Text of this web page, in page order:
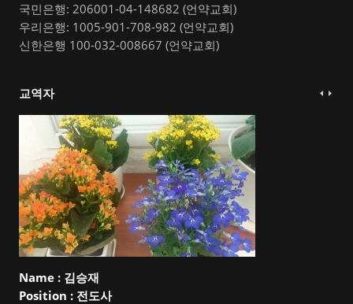
국민은행: 206001-04-148682 (언약교회)
우리은행: 1005-901-708-982 (언약교회)
신한은행 100-032-008667 (언약교회)
교역자
Name : 김승재
Position : 전도사